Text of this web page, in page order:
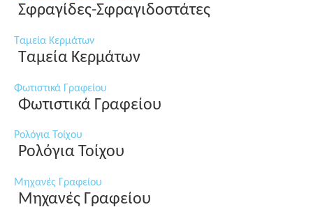
Σφραγίδες-Σφραγιδοστάτες
Ταμεία Κερμάτων
Ταμεία Κερμάτων
Φωτιστικά Γραφείου
Φωτιστικά Γραφείου
Ρολόγια Τοίχου
Ρολόγια Τοίχου
Μηχανές Γραφείου
Μηχανές Γραφείου